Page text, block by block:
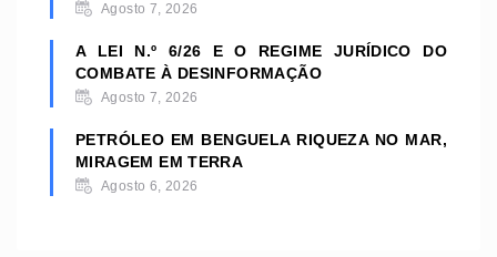
Agosto 7, 2026
A LEI N.º 6/26 E O REGIME JURÍDICO DO
COMBATE À DESINFORMAÇÃO
Agosto 7, 2026
PETRÓLEO EM BENGUELA RIQUEZA NO MAR,
MIRAGEM EM TERRA
Agosto 6, 2026